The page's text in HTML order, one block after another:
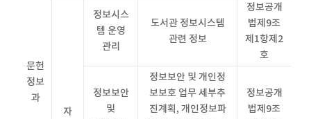
문헌
정보
과
자
정보시스
템 운영
관리
도서관 정보시스템
관련 정보
정보공개
법제9조
제1항제2
호
정보보안
및
정보보안 및 개인정
보보호 업무 세부추
진계획, 개인정보파
정보공개
법제9조